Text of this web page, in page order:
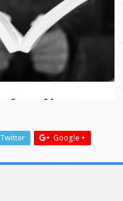
Vie
des
livres
:
dernière
de
saison!
Twitter Google +